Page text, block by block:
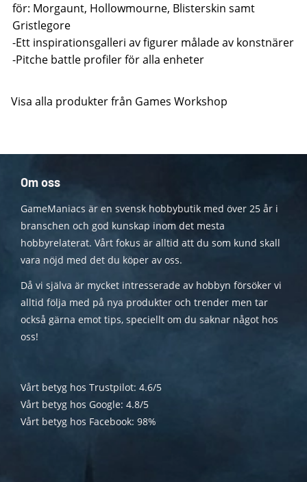
för: Morgaunt, Hollowmourne, Blisterskin samt
Gristlegore
-Ett inspirationsgalleri av figurer målade av konstnärer
-Pitche battle profiler för alla enheter
Visa alla produkter från Games Workshop
Om oss
GameManiacs är en svensk hobbybutik med över 25 år i
branschen och god kunskap inom det mesta
hobbyrelaterat. Vårt fokus är alltid att du som kund skall
vara nöjd med det du köper av oss.
Då vi själva är mycket intresserade av hobbyn försöker vi
alltid följa med på nya produkter och trender men tar
också gärna emot tips, speciellt om du saknar något hos
oss!
Vårt betyg hos Trustpilot: 4.6/5
Vårt betyg hos Google: 4.8/5
Vårt betyg hos Facebook: 98%